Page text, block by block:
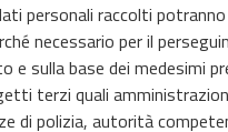
personali raccolti
necessario per il
e sulla base dei medesimi
terzi quali
di polizia, autorità